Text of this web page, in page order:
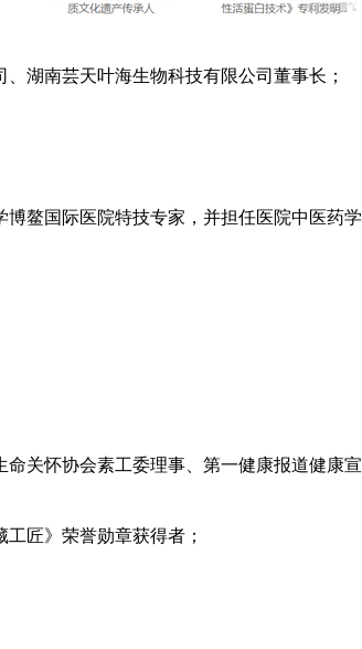
湖南芸天叶海生物科技有限公司董事长；
鳌国际医院特技专家，并担任医院中医药
关怀协会素工委理事、第一健康报道健康宣
匠》荣誉勋章获得者；